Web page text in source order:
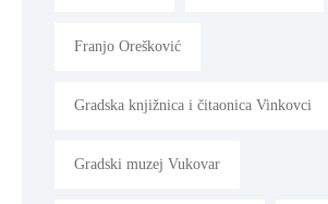
Franjo Orešković
Gradska knjižnica i čitaonica Vinkovci
Gradski muzej Vukovar